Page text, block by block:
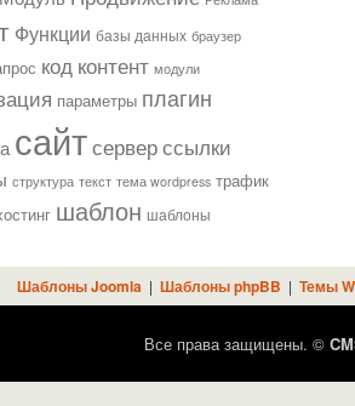
Функции базы данных браузер
код контент модули
параметры плагин
сайтсерверссылки
структура текст тема wordpress трафик
шаблон шаблоны
Шаблоны Joomla | Шаблоны phpBB | Темы
Все права защищены. ©